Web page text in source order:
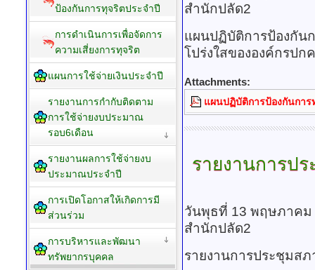
สำนักปลัด2
แผนปฏิบัติการป้องกัน
โปร่งใสขององค์กรปก
Attachments:
แผนปฏิบัติการป้องกันการ
รายงานการป
วันพุธที่ 13 พฤษภาคม
สำนักปลัด2
รายงานการประชุมส
ป้องกันการทุจริตประจำปี
การดำเนินการเพื่อจัดการ
ความเสี่ยงการทุจริต
แผนการใช้จ่ายเงินประจำปี
รายงานการกำกับติดตาม
การใช้จ่ายงบประมาณ
รอบ6เดือน
รายงานผลการใช้จ่ายงบ
ประมาณประจำปี
การเปิดโอกาสให้เกิดการมี
ส่วนร่วม
การบริหารและพัฒนา
ทรัพยากรบุคคล